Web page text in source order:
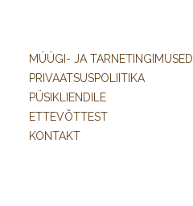
MÜÜGI- JA TARNETINGIMUSED
PRIVAATSUSPOLIITIKA
PÜSIKLIENDILE
ETTEVÕTTEST
KONTAKT